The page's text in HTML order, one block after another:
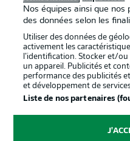
© 2026
Choisissez
Nos équipes ainsi que
des données selon les
Utiliser des données de
activement les
l’identification. Stocker et/
un appareil. Publicités et
performance des publicités
et développement de
Liste de nos partenaires